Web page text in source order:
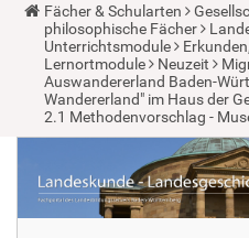
Y
o
u
a
r
e
h
e
:
Fächer & Schularten
philosophische Fächer
Unterrichtsmodule
Lernortmodule
Neuzeit
Auswandererland Baden-
Wandererland" im Haus der
2.1 Methodenvorschlag -